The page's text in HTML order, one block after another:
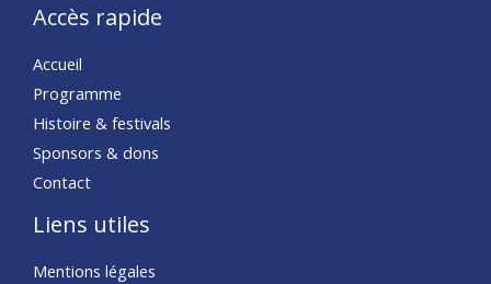
Accès rapide
Accueil
Programme
Histoire & festivals
Sponsors & dons
Contact
Liens utiles
Mentions légales